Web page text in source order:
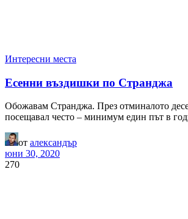
Интересни места
Есенни въздишки по Странджа
Обожавам Странджа. През отминалото
посещавал често – минимум един път в
от александър
юни 30, 2020
270